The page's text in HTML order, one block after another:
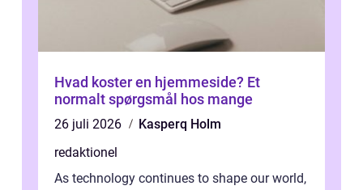
Hvad koster en hjemmeside? Et
normalt spørgsmål hos mange
26 juli 2026
Kasperq Holm
redaktionel
As technology continues to shape our world,